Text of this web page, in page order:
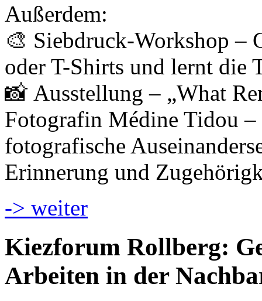
Außerdem:
🎨 Siebdruck-Workshop –
oder T-Shirts und lernt die
📸 Ausstellung – „What
Fotografin Médine Tidou
fotografische
Erinnerung und
-> weiter
Kiezforum Rollberg:
Arbeiten in der